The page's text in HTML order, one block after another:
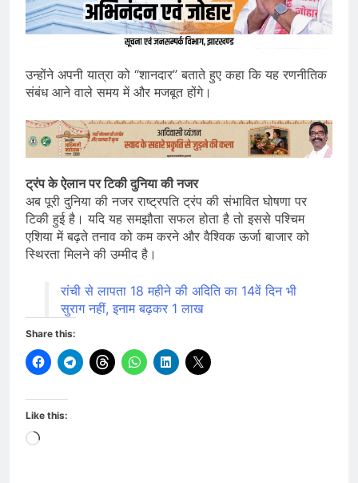
उन्होंने अपनी यात्रा को “शानदार” बताते हुए कहा कि यह रणनीतिक
संबंध आने वाले समय में और मजबूत होंगे।
ट्रंप के ऐलान पर टिकी दुनिया की नजर
अब पूरी दुनिया की नजर राष्ट्रपति ट्रंप की संभावित घोषणा पर
टिकी हुई है। यदि यह समझौता सफल होता है तो इससे पश्चिम
एशिया में बढ़ते तनाव को कम करने और वैश्विक ऊर्जा बाजार को
स्थिरता मिलने की उम्मीद है।
रांची से लापता 18 महीने की अदिति का 14वें दिन भी
सुराग नहीं, इनाम बढ़कर 1 लाख
Share this:
Like this:
Loading…